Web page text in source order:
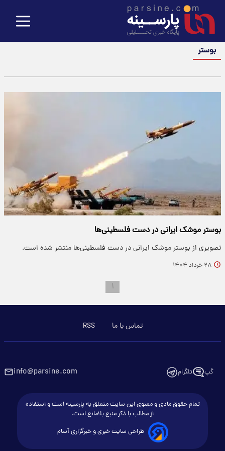
بوستر
بوستر موشک ایرانی در دست فلسطینی‌ها
تصویری از بوستر موشک ایرانی در دست فلسطینی‌ها منتشر شده است.
۲۸ خرداد ۱۴۰۴
۱
تماس با ما RSS
گپ تلگرام info@parsine.com
تمام حقوق مادی و معنوی این سایت متعلق به پارسینه است و استفاده
از مطالب با ذکر منبع بلامانع است.
طراحی سایت خبری و خبرگزاری آسام